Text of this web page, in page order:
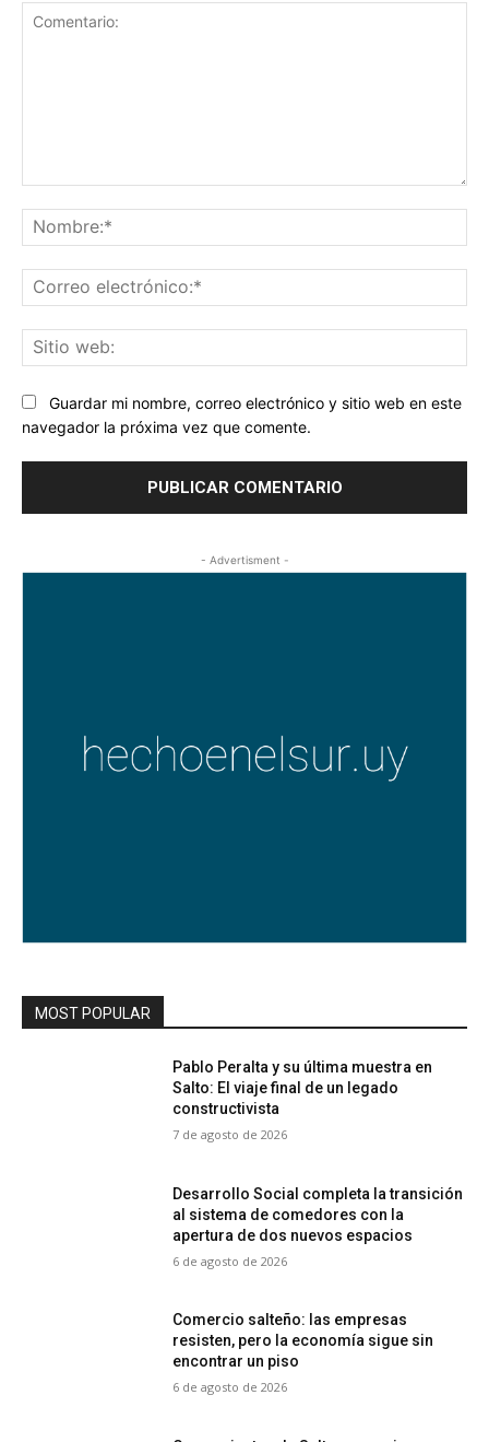
Guardar mi nombre, correo electrónico y sitio web en este
navegador la próxima vez que comente.
- Advertisment -
MOST POPULAR
Pablo Peralta y su última muestra en
Salto: El viaje final de un legado
constructivista
7 de agosto de 2026
Desarrollo Social completa la transición
al sistema de comedores con la
apertura de dos nuevos espacios
6 de agosto de 2026
Comercio salteño: las empresas
resisten, pero la economía sigue sin
encontrar un piso
6 de agosto de 2026